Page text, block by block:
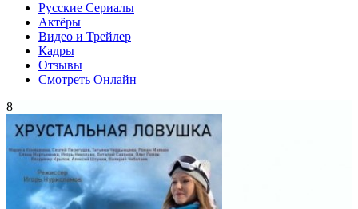
Русские Сериалы
Актёры
Видео и Трейлер
Кадры
Отзывы
Смотреть Онлайн
8